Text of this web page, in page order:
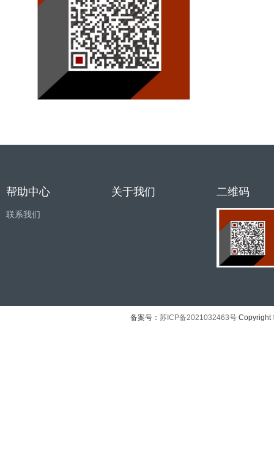
帮助中心
联系我们
关于我们 二维码
备案号： 苏ICP备2021032463号 Copyright